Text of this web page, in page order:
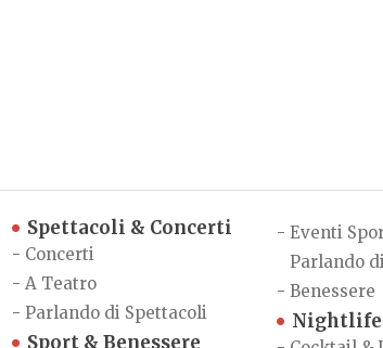
Spettacoli & Concerti
- Concerti
- A Teatro
- Parlando di Spettacoli
Sport & Benessere
- Eventi
-
Parlando
Benessere
Nightlife